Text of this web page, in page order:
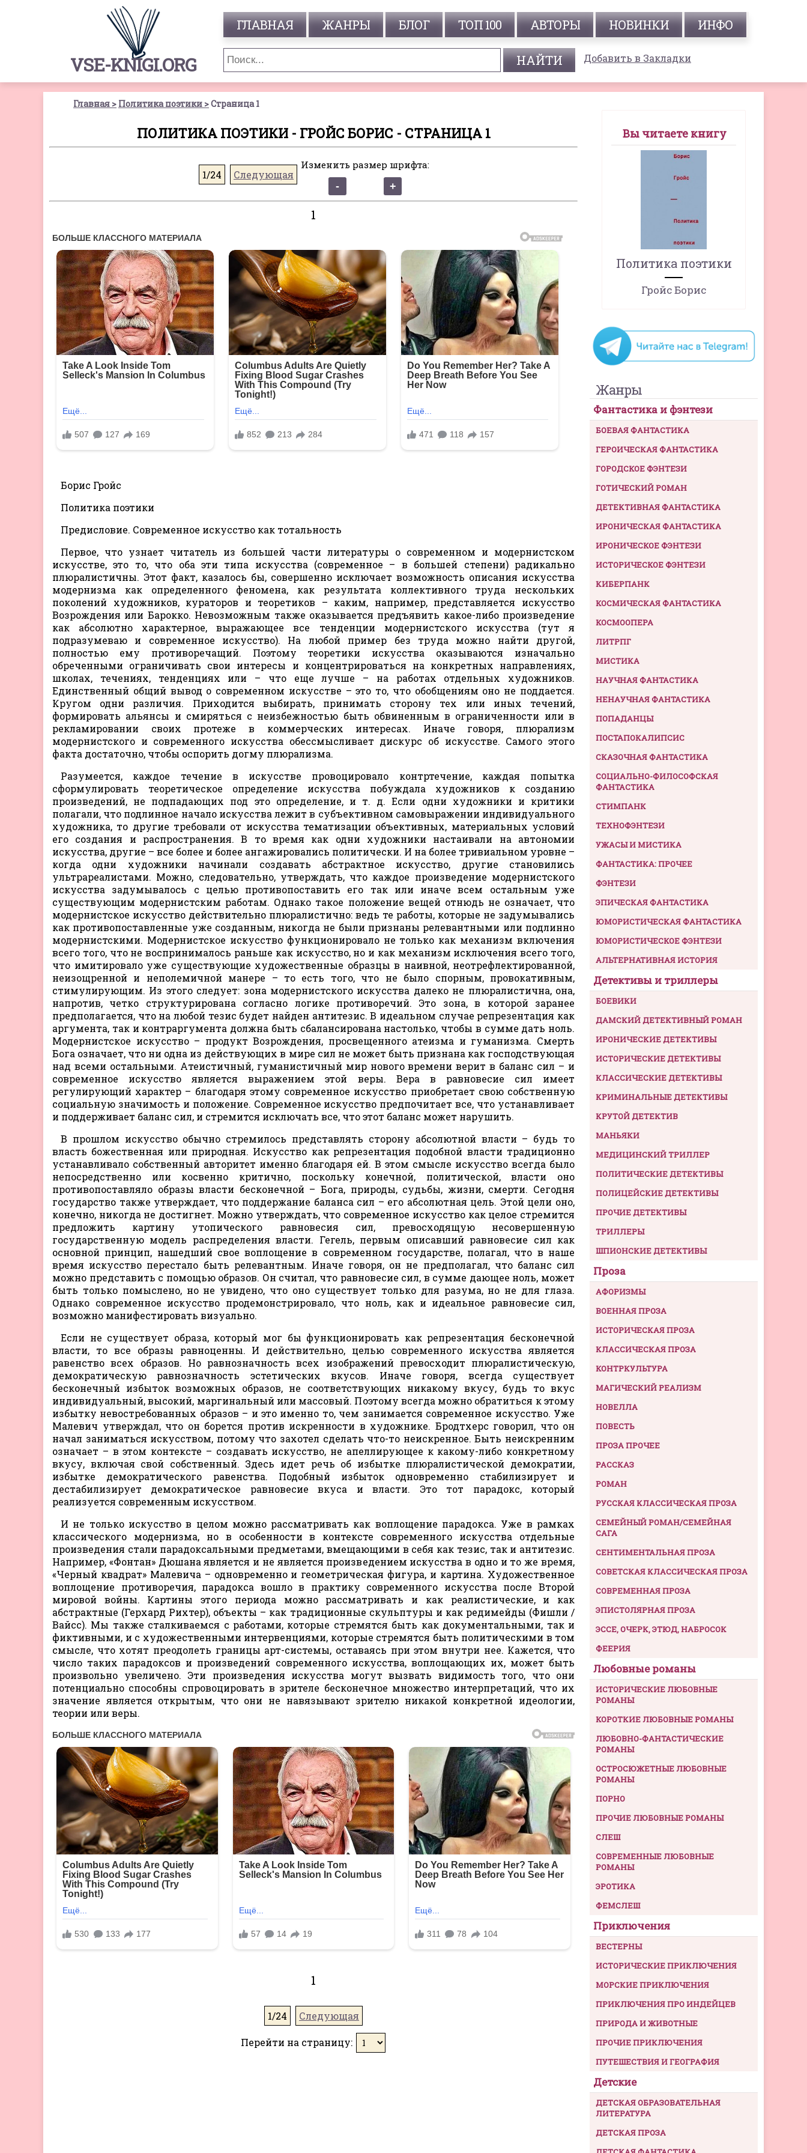
VSE-KNIGI.ORG
ГЛАВНАЯ ЖАНРЫ БЛОГ ТОП 100 АВТОРЫ НОВИНКИ ИНФО
Добавить в Закладки
Главная Политика поэтики Страница 1
ПОЛИТИКА ПОЭТИКИ - ГРОЙС БОРИС - СТРАНИЦА 1
1/24 Следующая
Изменить размер шрифта:
1
Борис Гройс
Политика поэтики
Предисловие. Современное искусство как тотальность
Первое, что узнает читатель из большей части литературы о современном и модернистском
искусстве, это то, что оба эти типа искусства (современное – в большей степени) радикально
плюралистичны. Этот факт, казалось бы, совершенно исключает возможность описания искусства
модернизма как определенного феномена, как результата коллективного труда нескольких
поколений художников, кураторов и теоретиков – каким, например, представляется искусство
Возрождения или Барокко. Невозможным также оказывается предъявить какое-либо произведение
как абсолютно характерное, выражающее все тенденции модернистского искусства (тут я
подразумеваю и современное искусство). На любой пример без труда можно найти другой,
полностью ему противоречащий. Поэтому теоретики искусства оказываются изначально
обреченными ограничивать свои интересы и концентрироваться на конкретных направлениях,
школах, течениях, тенденциях или – что еще лучше – на работах отдельных художников.
Единственный общий вывод о современном искусстве – это то, что обобщениям оно не поддается.
Кругом одни различия. Приходится выбирать, принимать сторону тех или иных течений,
формировать альянсы и смиряться с неизбежностью быть обвиненным в ограниченности или в
рекламировании своих протеже в коммерческих интересах. Иначе говоря, плюрализм
модернистского и современного искусства обессмысливает дискурс об искусстве. Самого этого
факта достаточно, чтобы оспорить догму плюрализма.
Разумеется, каждое течение в искусстве провоцировало контртечение, каждая попытка
сформулировать теоретическое определение искусства побуждала художников к созданию
произведений, не подпадающих под это определение, и т. д. Если одни художники и критики
полагали, что подлинное начало искусства лежит в субъективном самовыражении индивидуального
художника, то другие требовали от искусства тематизации объективных, материальных условий
его создания и распространения. В то время как одни художники настаивали на автономии
искусства, другие – все более и более ангажировались политически. И на более тривиальном уровне –
когда одни художники начинали создавать абстрактное искусство, другие становились
ультрареалистами. Можно, следовательно, утверждать, что каждое произведение модернистского
искусства задумывалось с целью противопоставить его так или иначе всем остальным уже
существующим модернистским работам. Однако такое положение вещей отнюдь не означает, что
модернистское искусство действительно плюралистично: ведь те работы, которые не задумывались
как противопоставленные уже созданным, никогда не были признаны релевантными или подлинно
модернистскими. Модернистское искусство функционировало не только как механизм включения
всего того, что не воспринималось раньше как искусство, но и как механизм исключения всего того,
что имитировало уже существующие художественные образцы в наивной, неотрефлектированной,
неизощренной и неполемичной манере – то есть того, что не было спорным, провокативным,
стимулирующим. Из этого следует: зона модернистского искусства далеко не плюралистична, она,
напротив, четко структурирована согласно логике противоречий. Это зона, в которой заранее
предполагается, что на любой тезис будет найден антитезис. В идеальном случае репрезентация как
аргумента, так и контраргумента должна быть сбалансирована настолько, чтобы в сумме дать ноль.
Модернистское искусство – продукт Возрождения, просвещенного атеизма и гуманизма. Смерть
Бога означает, что ни одна из действующих в мире сил не может быть признана как господствующая
над всеми остальными. Атеистичный, гуманистичный мир нового времени верит в баланс сил – и
современное искусство является выражением этой веры. Вера в равновесие сил имеет
регулирующий характер – благодаря этому современное искусство приобретает свою собственную
социальную значимость и положение. Современное искусство предпочитает все, что устанавливает
и поддерживает баланс сил, и стремится исключать все, что этот баланс может нарушить.
В прошлом искусство обычно стремилось представлять сторону абсолютной власти – будь то
власть божественная или природная. Искусство как репрезентация подобной власти традиционно
устанавливало собственный авторитет именно благодаря ей. В этом смысле искусство всегда было
непосредственно или косвенно критично, поскольку конечной, политической, власти оно
противопоставляло образы власти бесконечной – Бога, природы, судьбы, жизни, смерти. Сегодня
государство также утверждает, что поддержание баланса сил – его абсолютная цель. Этой цели оно,
конечно, никогда не достигнет. Можно утверждать, что современное искусство как целое стремится
предложить картину утопического равновесия сил, превосходящую несовершенную
государственную модель распределения власти. Гегель, первым описавший равновесие сил как
основной принцип, нашедший свое воплощение в современном государстве, полагал, что в наше
время искусство перестало быть релевантным. Иначе говоря, он не предполагал, что баланс сил
можно представить с помощью образов. Он считал, что равновесие сил, в сумме дающее ноль, может
быть только помыслено, но не увидено, что оно существует только для разума, но не для глаза.
Однако современное искусство продемонстрировало, что ноль, как и идеальное равновесие сил,
возможно манифестировать визуально.
Если не существует образа, который мог бы функционировать как репрезентация бесконечной
власти, то все образы равноценны. И действительно, целью современного искусства является
равенство всех образов. Но равнозначность всех изображений превосходит плюралистическую,
демократическую равнозначность эстетических вкусов. Иначе говоря, всегда существует
бесконечный избыток возможных образов, не соответствующих никакому вкусу, будь то вкус
индивидуальный, высокий, маргинальный или массовый. Поэтому всегда можно обратиться к этому
избытку невостребованных образов – и это именно то, чем занимается современное искусство. Уже
Малевич утверждал, что он борется против искренности в художнике. Бродтхерс говорил, что он
начал заниматься искусством, потому что захотел сделать что-то неискренное. Быть неискренним
означает – в этом контексте – создавать искусство, не апеллирующее к какому-либо конкретному
вкусу, включая свой собственный. Здесь идет речь об избытке плюралистической демократии,
избытке демократического равенства. Подобный избыток одновременно стабилизирует и
дестабилизирует демократическое равновесие вкуса и власти. Это тот парадокс, который
реализуется современным искусством.
И не только искусство в целом можно рассматривать как воплощение парадокса. Уже в рамках
классического модернизма, но в особенности в контексте современного искусства отдельные
произведения стали парадоксальными предметами, вмещающими в себя как тезис, так и антитезис.
Например, «Фонтан» Дюшана является и не является произведением искусства в одно и то же время,
«Черный квадрат» Малевича – одновременно и геометрическая фигура, и картина. Художественное
воплощение противоречия, парадокса вошло в практику современного искусства после Второй
мировой войны. Картины этого периода можно рассматривать и как реалистические, и как
абстрактные (Герхард Рихтер), объекты – как традиционные скульптуры и как редимейды (Фишли /
Вайсс). Мы также сталкиваемся с работами, которые стремятся быть как документальными, так и
фиктивными, и с художественными интервенциями, которые стремятся быть политическими в том
смысле, что хотят преодолеть границы арт-системы, оставаясь при этом внутри нее. Кажется, что
число таких парадоксов и произведений современного искусства, воплощающих их, может быть
произвольно увеличено. Эти произведения искусства могут вызвать видимость того, что они
потенциально способны спровоцировать в зрителе бесконечное множество интерпретаций, что их
значение является открытым, что они не навязывают зрителю никакой конкретной идеологии,
теории или веры.
1
1/24 Следующая
Перейти на страницу:
Вы читаете книгу
Политика поэтики
Гройс Борис
Жанры
Фантастика и фэнтези
БОЕВАЯ ФАНТАСТИКА
ГЕРОИЧЕСКАЯ ФАНТАСТИКА
ГОРОДСКОЕ ФЭНТЕЗИ
ГОТИЧЕСКИЙ РОМАН
ДЕТЕКТИВНАЯ ФАНТАСТИКА
ИРОНИЧЕСКАЯ ФАНТАСТИКА
ИРОНИЧЕСКОЕ ФЭНТЕЗИ
ИСТОРИЧЕСКОЕ ФЭНТЕЗИ
КИБЕРПАНК
КОСМИЧЕСКАЯ ФАНТАСТИКА
КОСМООПЕРА
ЛИТРПГ
МИСТИКА
НАУЧНАЯ ФАНТАСТИКА
НЕНАУЧНАЯ ФАНТАСТИКА
ПОПАДАНЦЫ
ПОСТАПОКАЛИПСИС
СКАЗОЧНАЯ ФАНТАСТИКА
СОЦИАЛЬНО-ФИЛОСОФСКАЯ
ФАНТАСТИКА
СТИМПАНК
ТЕХНОФЭНТЕЗИ
УЖАСЫ И МИСТИКА
ФАНТАСТИКА: ПРОЧЕЕ
ФЭНТЕЗИ
ЭПИЧЕСКАЯ ФАНТАСТИКА
ЮМОРИСТИЧЕСКАЯ ФАНТАСТИКА
ЮМОРИСТИЧЕСКОЕ ФЭНТЕЗИ
АЛЬТЕРНАТИВНАЯ ИСТОРИЯ
Детективы и триллеры
БОЕВИКИ
ДАМСКИЙ ДЕТЕКТИВНЫЙ РОМАН
ИРОНИЧЕСКИЕ ДЕТЕКТИВЫ
ИСТОРИЧЕСКИЕ ДЕТЕКТИВЫ
КЛАССИЧЕСКИЕ ДЕТЕКТИВЫ
КРИМИНАЛЬНЫЕ ДЕТЕКТИВЫ
КРУТОЙ ДЕТЕКТИВ
МАНЬЯКИ
МЕДИЦИНСКИЙ ТРИЛЛЕР
ПОЛИТИЧЕСКИЕ ДЕТЕКТИВЫ
ПОЛИЦЕЙСКИЕ ДЕТЕКТИВЫ
ПРОЧИЕ ДЕТЕКТИВЫ
ТРИЛЛЕРЫ
ШПИОНСКИЕ ДЕТЕКТИВЫ
Проза
АФОРИЗМЫ
ВОЕННАЯ ПРОЗА
ИСТОРИЧЕСКАЯ ПРОЗА
КЛАССИЧЕСКАЯ ПРОЗА
КОНТРКУЛЬТУРА
МАГИЧЕСКИЙ РЕАЛИЗМ
НОВЕЛЛА
ПОВЕСТЬ
ПРОЗА ПРОЧЕЕ
РАССКАЗ
РОМАН
РУССКАЯ КЛАССИЧЕСКАЯ ПРОЗА
СЕМЕЙНЫЙ РОМАН/СЕМЕЙНАЯ
САГА
СЕНТИМЕНТАЛЬНАЯ ПРОЗА
СОВЕТСКАЯ КЛАССИЧЕСКАЯ ПРОЗА
СОВРЕМЕННАЯ ПРОЗА
ЭПИСТОЛЯРНАЯ ПРОЗА
ЭССЕ, ОЧЕРК, ЭТЮД, НАБРОСОК
ФЕЕРИЯ
Любовные романы
ИСТОРИЧЕСКИЕ ЛЮБОВНЫЕ
РОМАНЫ
КОРОТКИЕ ЛЮБОВНЫЕ РОМАНЫ
ЛЮБОВНО-ФАНТАСТИЧЕСКИЕ
РОМАНЫ
ОСТРОСЮЖЕТНЫЕ ЛЮБОВНЫЕ
РОМАНЫ
ПОРНО
ПРОЧИЕ ЛЮБОВНЫЕ РОМАНЫ
СЛЕШ
СОВРЕМЕННЫЕ ЛЮБОВНЫЕ
РОМАНЫ
ЭРОТИКА
ФЕМСЛЕШ
Приключения
ВЕСТЕРНЫ
ИСТОРИЧЕСКИЕ ПРИКЛЮЧЕНИЯ
МОРСКИЕ ПРИКЛЮЧЕНИЯ
ПРИКЛЮЧЕНИЯ ПРО ИНДЕЙЦЕВ
ПРИРОДА И ЖИВОТНЫЕ
ПРОЧИЕ ПРИКЛЮЧЕНИЯ
ПУТЕШЕСТВИЯ И ГЕОГРАФИЯ
Детские
ДЕТСКАЯ ОБРАЗОВАТЕЛЬНАЯ
ЛИТЕРАТУРА
ДЕТСКАЯ ПРОЗА